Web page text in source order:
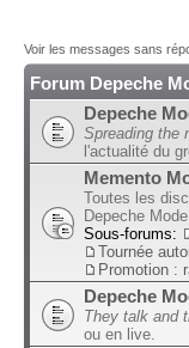
Voir les messages sans
Forum Depeche
Depeche
Spreading the
l'actualité du
Memento
Toutes les
Depeche Mode
Sous-forums:
Tournée
Promotion :
Depeche
They talk and
ou en live.